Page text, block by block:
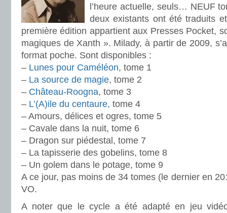
l’heure actuelle, seuls… NEUF
deux existants ont été traduits
première édition appartient aux Presses Pocket,
magiques de Xanth ». Milady, à partir de 2009,
format poche. Sont disponibles :
– Lunes pour Caméléon, tome 1
– La source de magie, tome 2
– Château-Roogna, tome 3
– L’(A)ile du centaure, tome 4
– Amours, délices et ogres, tome 5
– Cavale dans la nuit, tome 6
– Dragon sur piédestal, tome 7
– La tapisserie des gobelins, tome 8
– Un golem dans le potage, tome 9
A ce jour, pas moins de 34 tomes (le dernier en
VO.
A noter que le cycle a été adapté en jeu